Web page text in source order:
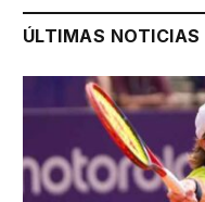
ÚLTIMAS NOTICIAS